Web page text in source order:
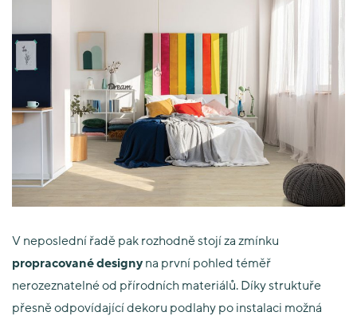
V neposlední řadě pak rozhodně stojí za zmínku
propracované designy na první pohled téměř
nerozeznatelné od přírodních materiálů. Díky struktuře
přesně odpovídající dekoru podlahy po instalaci možná